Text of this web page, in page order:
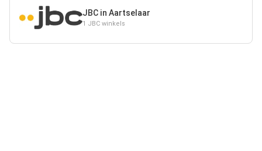
JBC in Aartselaar
1 JBC winkels